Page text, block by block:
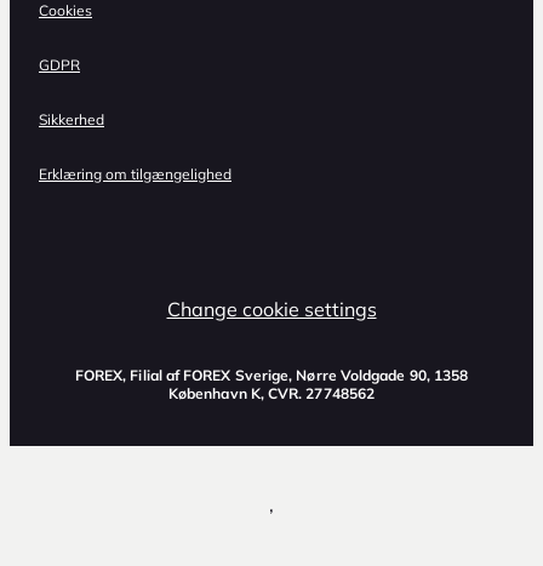
Cookies
GDPR
Sikkerhed
Erklæring om tilgængelighed
Change cookie settings
FOREX, Filial af FOREX Sverige, Nørre Voldgade 90, 1358
København K, CVR. 27748562
,